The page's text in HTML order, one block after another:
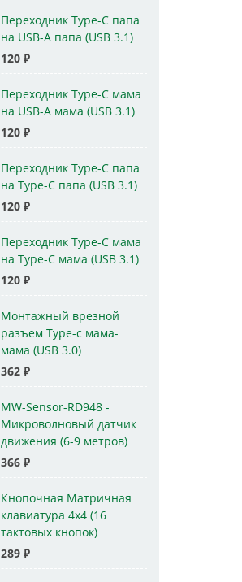
Переходник Type-C папа
на USB-A папа (USB 3.1)
120 ₽
Переходник Type-C мама
на USB-A мама (USB 3.1)
120 ₽
Переходник Type-C папа
на Type-C папа (USB 3.1)
120 ₽
Переходник Type-C мама
на Type-C мама (USB 3.1)
120 ₽
Монтажный врезной
разъем Type-c мама-
мама (USB 3.0)
362 ₽
MW-Sensor-RD948 -
Микроволновый датчик
движения (6-9 метров)
366 ₽
Кнопочная Матричная
клавиатура 4x4 (16
тактовых кнопок)
289 ₽